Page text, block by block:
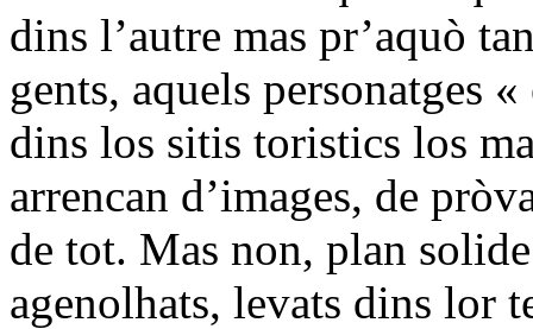
dins l’autre mas pr’aquò
gents, aquels personatges
dins los sitis toristics los
arrencan d’images, de
de tot. Mas non, plan
agenolhats, levats dins lor